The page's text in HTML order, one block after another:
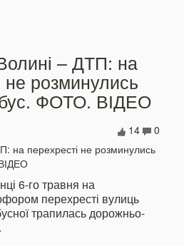
– ДТП: на
не розминулись
бус. ФОТО. ВІДЕО
0
14
6-го травня на
перехресті вулиць
трапилась дорожньо-